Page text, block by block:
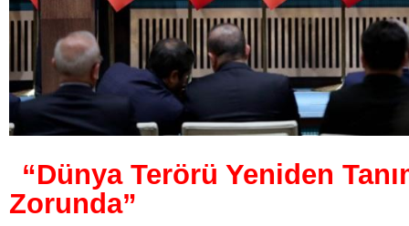
“Dünya Terörü Yeniden
Zorunda”